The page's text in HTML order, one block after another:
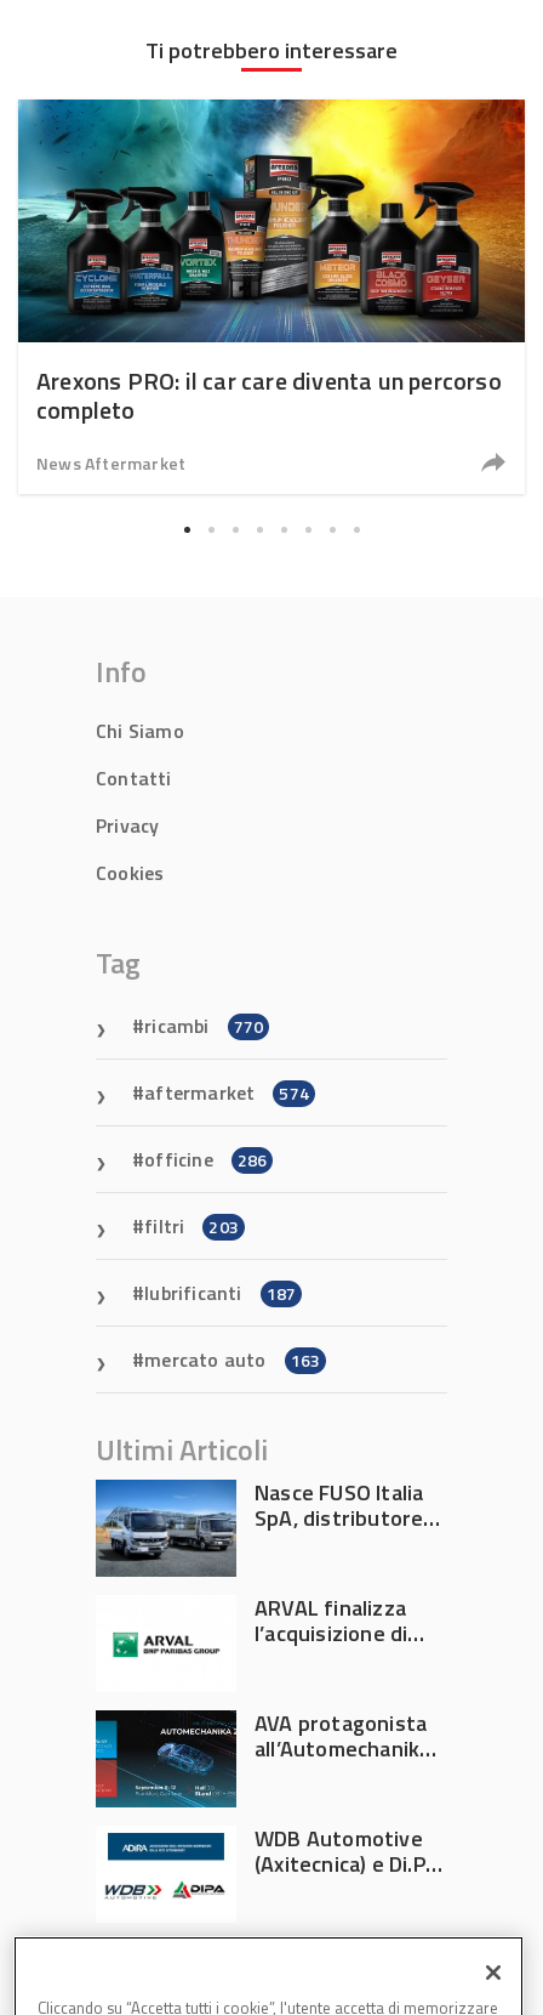
Ti potrebbero interessare
Arexons PRO: il car care diventa un percorso
completo
News Aftermarket
Info
Chi Siamo
Contatti
Privacy
Cookies
Tag
ricambi 770
aftermarket 574
officine 286
filtri 203
lubrificanti 187
mercato auto 163
Ultimi Articoli
Nasce FUSO Italia
SpA, distributore
ARVAL finalizza
l’acquisizione di
AVA protagonista
all’Automechanika
WDB Automotive
(Axitecnica) e Di.Pa.
Cliccando su “Accetta tutti i cookie”, l'utente accetta di memorizzare